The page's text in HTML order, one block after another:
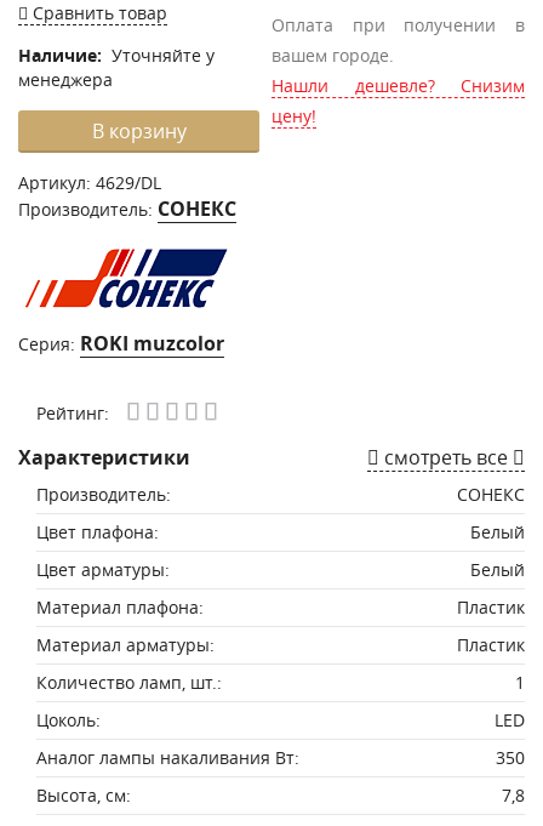
Сравнить товар
Наличие: Уточняйте у
менеджера
В корзину
Артикул: 4629/DL
Производитель: СОНЕКС
Серия: ROKI muzcolor
Оплата при получении в
вашем городе.
Нашли дешевле? Снизим
цену!
Рейтинг:
Характеристики смотреть все
Производитель:
СОНЕКС
Цвет плафона:
Белый
Цвет арматуры:
Белый
Материал плафона:
Пластик
Материал арматуры:
Пластик
Количество ламп, шт.:
1
Цоколь:
LED
Аналог лампы накаливания Вт:
350
Высота, см:
7,8